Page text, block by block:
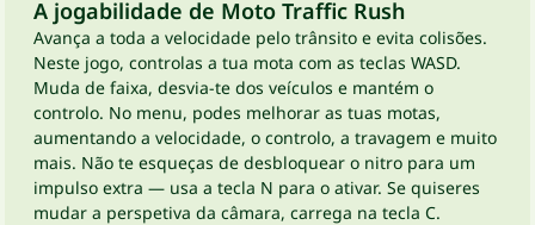
A jogabilidade de Moto Traffic Rush
Avança a toda a velocidade pelo trânsito e evita colisões.
Neste jogo, controlas a tua mota com as teclas WASD.
Muda de faixa, desvia-te dos veículos e mantém o
controlo. No menu, podes melhorar as tuas motas,
aumentando a velocidade, o controlo, a travagem e muito
mais. Não te esqueças de desbloquear o nitro para um
impulso extra — usa a tecla N para o ativar. Se quiseres
mudar a perspetiva da câmara, carrega na tecla C.